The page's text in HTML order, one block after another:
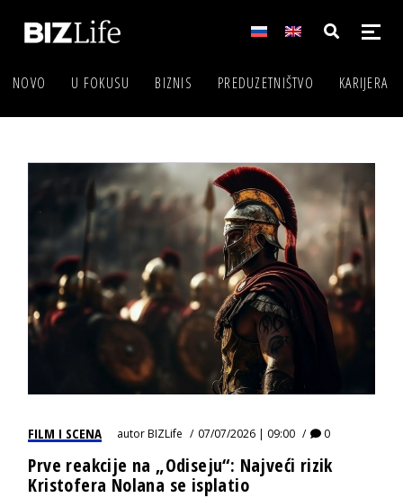
NOVO U FOKUSU BIZNIS PREDUZETNIŠTVO KARIJERA
FILM I SCENA autorBIZLife 07/07/2026 | 09:00 0
Prve reakcije na „Odiseju“: Najveći rizik
Kristofera Nolana se isplatio